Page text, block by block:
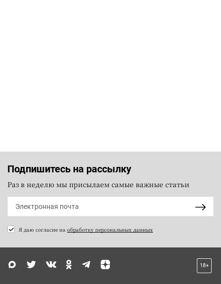
Подпишитесь на рассылку
Раз в неделю мы присылаем самые важные статьи
Я даю согласие на обработку персональных данных
18+